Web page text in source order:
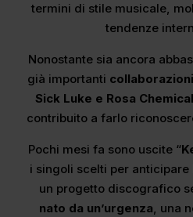
termini di stile musicale,
tendenze
Nonostante sia ancora
già importanti collaborazioni
Sick Luke e Rosa
contribuito a farlo
Pochi mesi fa sono uscite “
i singoli scelti per anticipare
un progetto discografico
nato da un’urgenza, una